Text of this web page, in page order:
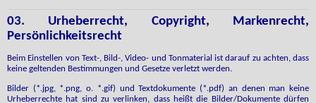
03. Urheberrecht, Copyright, Markenrecht,
Persönlichkeitsrecht
Beim Einstellen von Text-, Bild-, Video- und Tonmaterial ist darauf zu achten, dass
keine geltenden Bestimmungen und Gesetze verletzt werden.
Bilder (*.jpg, *.png, o. *.gif) und Textdokumente (*.pdf) an denen man keine
Urheberrechte hat sind zu verlinken, dass heißt die Bilder/Dokumente dürfen